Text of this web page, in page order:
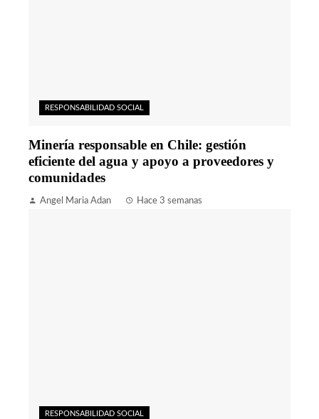
RESPONSABILIDAD SOCIAL
Minería responsable en Chile: gestión
eficiente del agua y apoyo a proveedores y
comunidades
Angel Maria Adan Hace 3 semanas
RESPONSABILIDAD SOCIAL